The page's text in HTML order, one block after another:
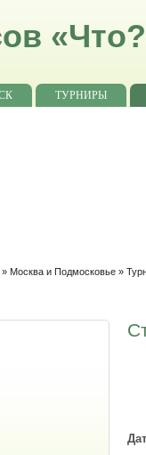
ТУРНИРЫ
» Москва и Подмосковье »